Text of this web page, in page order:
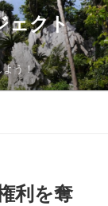
ェクト
よう！
利を奪